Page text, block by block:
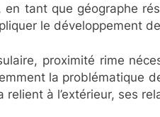
en tant que géographe
le développement
proximité rime
la problématique
relient à l’extérieur, ses